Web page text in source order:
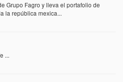
Grupo Fagro y lleva el portafolio de
la república mexica...
...